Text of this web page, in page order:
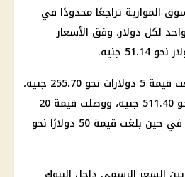
الموازية تراجعًا محدودًا في
لكل دولار، وفق الأسعار
نحو 51.14 جنيه.
وبناءً على هذا السعر، بلغت قيمة 5 دولارات نحو 255.70 جنيه،
بينما سجلت 10 دولارات نحو 511.40 جنيه، ووصلت قيمة 20
دولارًا إلى 1022.80 جنيه، في حين بلغت قيمة 50 دولارًا نحو